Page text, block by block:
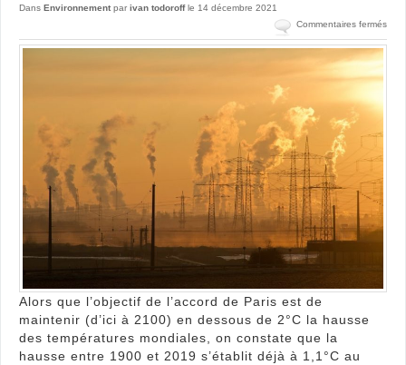
Dans Environnement par ivan todoroffle 14 décembre 2021
Commentaires ferméssur
Les
Alors que l’objectif de l’accord de Paris est de
maintenir (d’ici à 2100) en dessous de 2°C la hausse
des températures mondiales, on constate que la
hausse entre 1900 et 2019 s’établit déjà à 1,1°C au